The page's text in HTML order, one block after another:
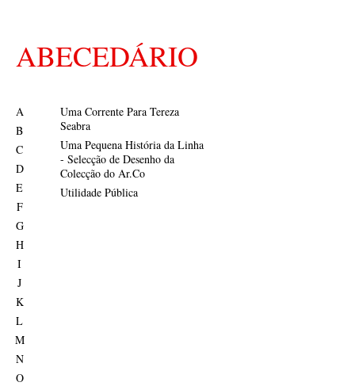
ABECEDÁRIO
A
B
C
D
E
F
G
H
I
J
K
L
M
N
O
Uma Corrente Para Tereza
Seabra
Uma Pequena História da Linha
- Selecção de Desenho da
Colecção do Ar.Co
Utilidade Pública